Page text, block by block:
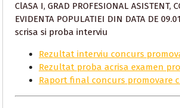
ClASA I, GRAD PROFESIONAL ASISTENT,
EVIDENTA POPULATIEI DIN DATA DE
scrisa si proba interviu
Rezultat interviu concurs
Rezultat proba acrisa examen
Raport final concurs promovare